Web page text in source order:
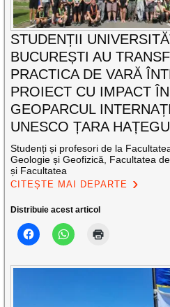
STUDENȚII
BUCUREȘTI AU
PRACTICA DE VARĂ
PROIECT CU IMPACT ÎN
GEOPARCUL
UNESCO ȚARA
Studenți și profesori de la
Geologie și Geofizică, Facultatea
și Facultatea
CITEȘTE MAI DEPARTE
Distribuie acest articol